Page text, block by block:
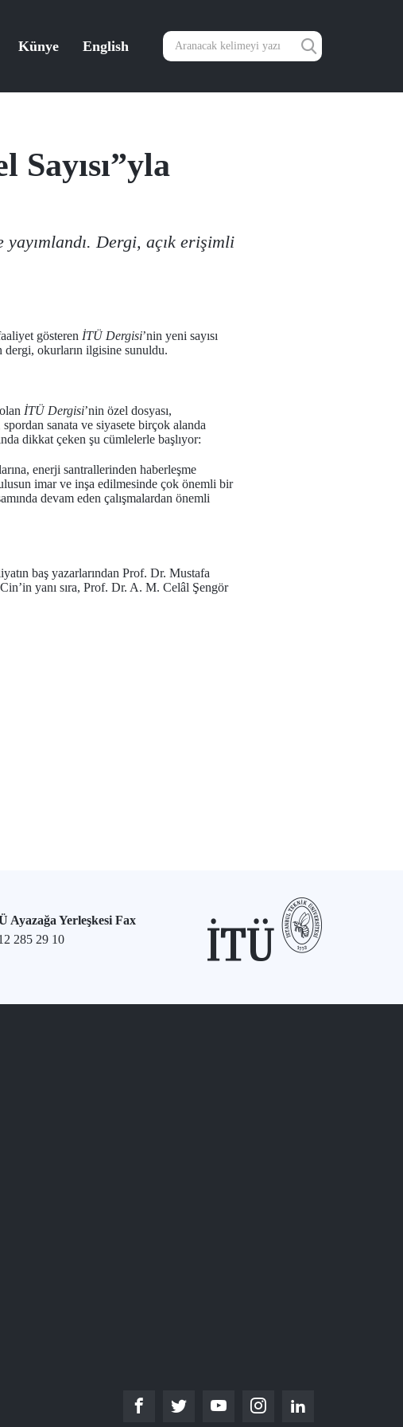
Künye English
yayımlandı. Dergi, açık erişimli
gösteren İTÜ Dergisi’nin yeni sayısı
dergi, okurların ilgisine sunuldu.
İTÜ Dergisi’nin özel dosyası,
sanata ve siyasete birçok alanda
dikkat çeken şu cümlelerle başlıyor:
enerji santrallerinden haberleşme
imar ve inşa edilmesinde çok önemli bir
devam eden çalışmalardan önemli
baş yazarlarından Prof. Dr. Mustafa
yanı sıra, Prof. Dr. A. M. Celâl Şengör
Ayazağa Yerleşkesi Fax
285 29 10